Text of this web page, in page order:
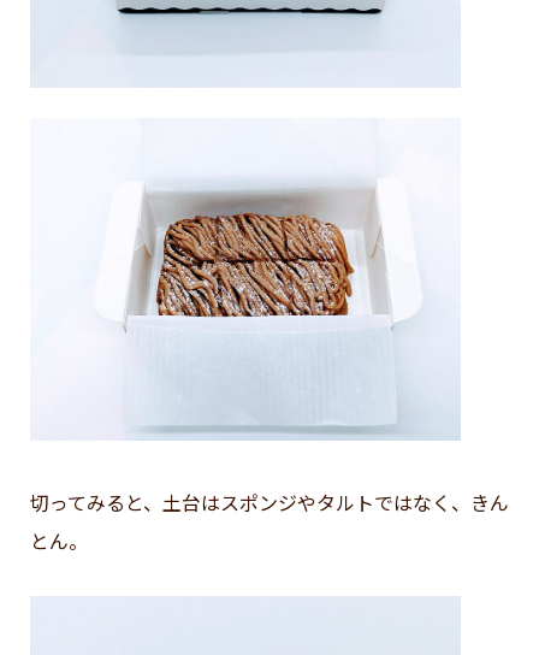
切ってみると、土台はスポンジやタルトではなく、きん
とん。